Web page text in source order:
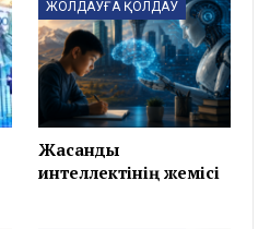
ЖОЛДАУҒА ҚОЛДАУ
Жасанды
интеллектінің жемісі